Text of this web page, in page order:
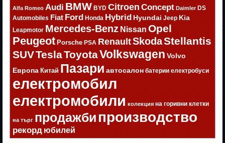
Alfa Romeo Audi BMW BYD Citroen Concept Daimler DS
Automobiles Fiat Ford Honda Hybrid Hyundai Jeep Kia
Leapmotor Mercedes-Benz Nissan Opel
Peugeot Porsche PSA RenaultSkodaStellantis
SUVTeslaToyotaVolkswagen Volvo
Европа Китай Пазари автосалон батерии електробуси
електромобил
електромобили колекция на горивни клетки
на търг продажбипроизводство
рекорд юбилей